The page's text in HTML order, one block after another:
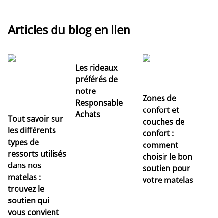
Articles du blog en lien
Tout savoir sur
les différents
types de
ressorts utilisés
dans nos
matelas :
trouvez le
soutien qui
vous convient
Les rideaux
préférés de
notre
Responsable
Achats
Zones de
confort et
couches de
confort :
comment
choisir le bon
soutien pour
votre matelas